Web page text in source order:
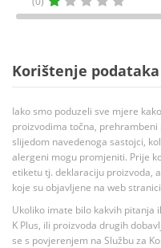
Korištenje
Iako smo poduzeli sve mjere
proizvodima točna,
slijedom navedenoga sastojci,
alergeni mogu promjeniti. Prije
etiketu tj. deklaraciju proizvoda,
koje su objavljene na web
Ukoliko imate bilo kakvih pitanja
K Plus, ili proizvoda drugih
se s povjerenjem na Službu za